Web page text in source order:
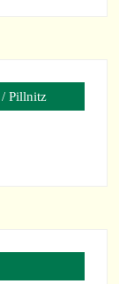
/ Pillnitz